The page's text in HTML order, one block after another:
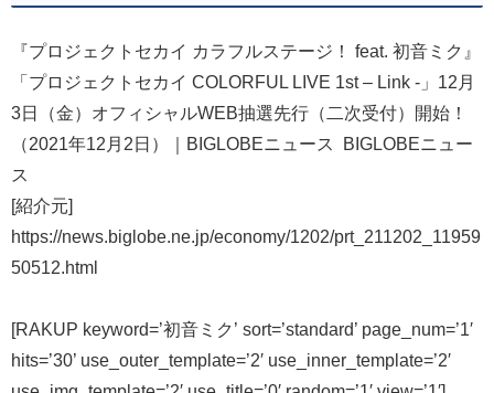
『プロジェクトセカイ カラフルステージ！ feat. 初音ミク』
「プロジェクトセカイ COLORFUL LIVE 1st – Link -」12月
3日（金）オフィシャルWEB抽選先行（二次受付）開始！
（2021年12月2日）｜BIGLOBEニュース BIGLOBEニュー
ス
[紹介元]
https://news.biglobe.ne.jp/economy/1202/prt_211202_11959
50512.html
[RAKUP keyword=’初音ミク’ sort=’standard’ page_num=’1′
hits=’30’ use_outer_template=’2′ use_inner_template=’2′